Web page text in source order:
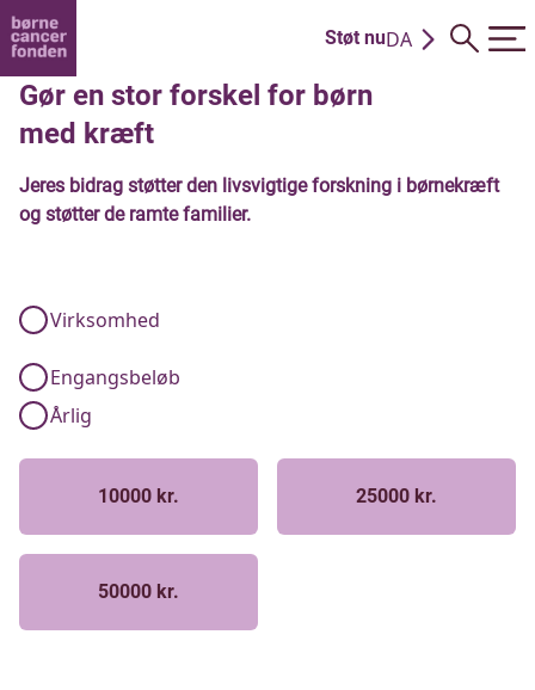
Støt nuDA
Gør en stor forskel for børn
med kræft
Jeres bidrag støtter den livsvigtige forskning i børnekræft
og støtter de ramte familier.
Virksomhed
Engangsbeløb
Årlig
10000 kr. 25000 kr.
50000 kr.